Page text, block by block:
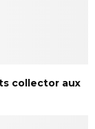
collector aux